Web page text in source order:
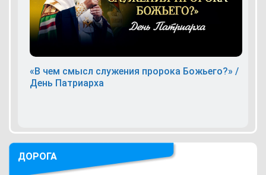
«В чем смысл служения пророка Божьего?» /
День Патриарха
ДОРОГА